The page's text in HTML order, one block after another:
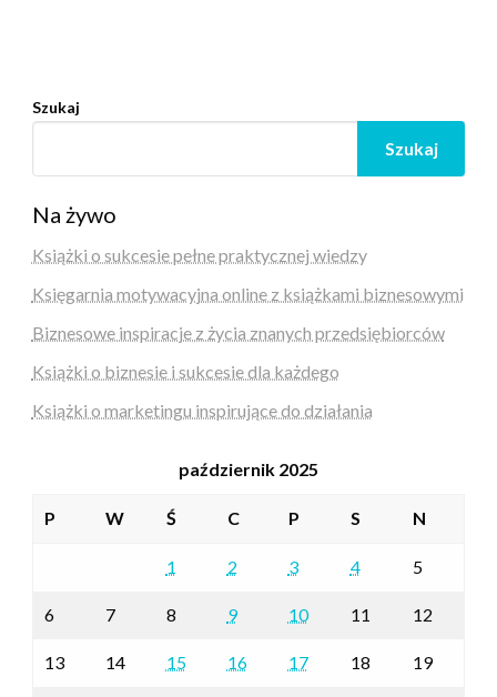
Szukaj
Szukaj
Na żywo
Książki o sukcesie pełne praktycznej wiedzy
Księgarnia motywacyjna online z książkami biznesowymi
Biznesowe inspiracje z życia znanych przedsiębiorców
Książki o biznesie i sukcesie dla każdego
Książki o marketingu inspirujące do działania
październik 2025
P W Ś C P S N
1 2 3 4 5
6 7 8 9 10 11 12
13 14 15 16 17 18 19